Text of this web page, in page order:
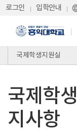
Skip
로그인 입학안내
국제학생지원실
국제학
지사항